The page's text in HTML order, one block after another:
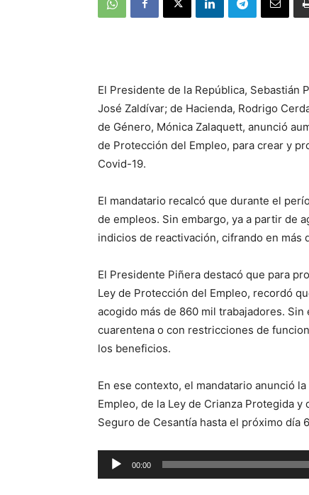
El Presidente de la República, Sebastián
José Zaldívar; de Hacienda, Rodrigo
de Género, Mónica Zalaquett, anunció
de Protección del Empleo, para crear y
Covid-19.
El mandatario recalcó que durante el
de empleos. Sin embargo, ya a partir de
indicios de reactivación, cifrando en
El Presidente Piñera destacó que para
Ley de Protección del Empleo, recordó
acogido más de 860 mil trabajadores.
cuarentena o con restricciones de
los beneficios.
En ese contexto, el mandatario anunció
Empleo, de la Ley de Crianza Protegida
Seguro de Cesantía hasta el próximo día
Reproductor
de
00:00